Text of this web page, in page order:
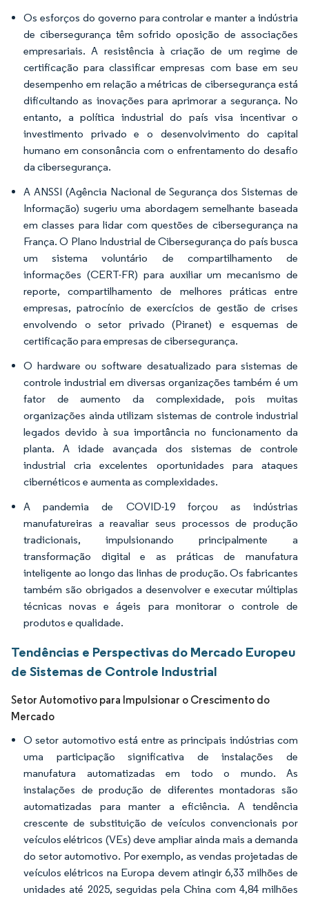
Os esforços do governo para controlar e manter a indústria
de cibersegurança têm sofrido oposição de associações
empresariais. A resistência à criação de um regime de
certificação para classificar empresas com base em seu
desempenho em relação a métricas de cibersegurança está
dificultando as inovações para aprimorar a segurança. No
entanto, a política industrial do país visa incentivar o
investimento privado e o desenvolvimento do capital
humano em consonância com o enfrentamento do desafio
da cibersegurança.
A ANSSI (Agência Nacional de Segurança dos Sistemas de
Informação) sugeriu uma abordagem semelhante baseada
em classes para lidar com questões de cibersegurança na
França. O Plano Industrial de Cibersegurança do país busca
um sistema voluntário de compartilhamento de
informações (CERT-FR) para auxiliar um mecanismo de
reporte, compartilhamento de melhores práticas entre
empresas, patrocínio de exercícios de gestão de crises
envolvendo o setor privado (Piranet) e esquemas de
certificação para empresas de cibersegurança.
O hardware ou software desatualizado para sistemas de
controle industrial em diversas organizações também é um
fator de aumento da complexidade, pois muitas
organizações ainda utilizam sistemas de controle industrial
legados devido à sua importância no funcionamento da
planta. A idade avançada dos sistemas de controle
industrial cria excelentes oportunidades para ataques
cibernéticos e aumenta as complexidades.
A pandemia de COVID-19 forçou as indústrias
manufatureiras a reavaliar seus processos de produção
tradicionais, impulsionando principalmente a
transformação digital e as práticas de manufatura
inteligente ao longo das linhas de produção. Os fabricantes
também são obrigados a desenvolver e executar múltiplas
técnicas novas e ágeis para monitorar o controle de
produtos e qualidade.
Tendências e Perspectivas do Mercado Europeu
de Sistemas de Controle Industrial
Setor Automotivo para Impulsionar o Crescimento do
Mercado
O setor automotivo está entre as principais indústrias com
uma participação significativa de instalações de
manufatura automatizadas em todo o mundo. As
instalações de produção de diferentes montadoras são
automatizadas para manter a eficiência. A tendência
crescente de substituição de veículos convencionais por
veículos elétricos (VEs) deve ampliar ainda mais a demanda
do setor automotivo. Por exemplo, as vendas projetadas de
veículos elétricos na Europa devem atingir 6,33 milhões de
unidades até 2025, seguidas pela China com 4,84 milhões